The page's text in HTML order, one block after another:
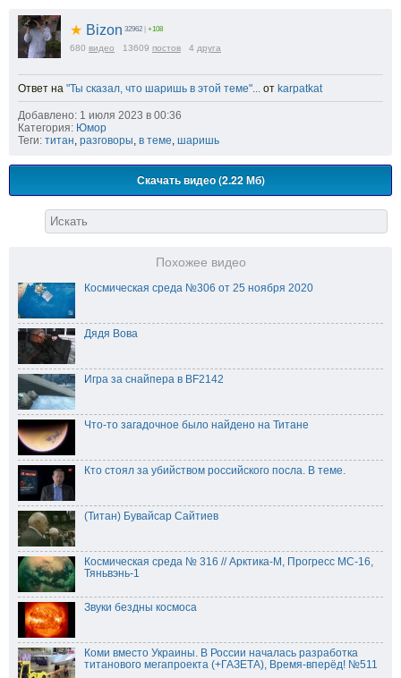
★ Bizon 32962 | +108
680 видео 13609 постов 4 друга
Ответ на "Ты сказал, что шаришь в этой теме"... от karpatkat
Добавлено: 1 июля 2023 в 00:36
Категория: Юмор
Теги: титан разговоры в теме шаришь
Скачать видео (2.22 Мб)
Похожее видео
Космическая среда №306 от 25 ноября 2020
Дядя Вова
Игра за снайпера в BF2142
Что-то загадочное было найдено на Титане
Кто стоял за убийством российского посла. В теме.
(Титан) Бувайсар Сайтиев
Космическая среда № 316 // Арктика-М, Прогресс МС-16,
Тяньвэнь-1
Звуки бездны космоса
Коми вместо Украины. В России началась разработка
титанового мегапроекта (+ГАЗЕТА), Время-вперёд! №511